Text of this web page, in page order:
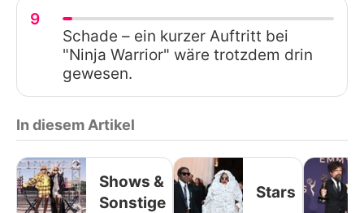
9
Schade – ein kurzer Auftritt bei
"Ninja Warrior" wäre trotzdem drin
gewesen.
In diesem Artikel
Shows &
Sonstige
Stars